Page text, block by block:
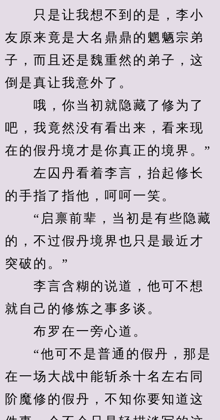
只是让我想不到的是，李小
友原来竟是大名鼎鼎的魍魉宗弟
子，而且还是魏重然的弟子，这
倒是真让我意外了。
哦，你当初就隐藏了修为了
吧，我竟然没有看出来，看来现
在的假丹境才是你真正的境界。”
左囚丹看着李言，抬起修长
的手指了指他，呵呵一笑。
“启禀前辈，当初是有些隐藏
的，不过假丹境界也只是最近才
突破的。”
李言含糊的说道，他可不想
就自己的修炼之事多谈。
布罗在一旁心道。
“他可不是普通的假丹，那是
在一场大战中能斩杀十名左右同
阶魔修的假丹，不知你要知道这